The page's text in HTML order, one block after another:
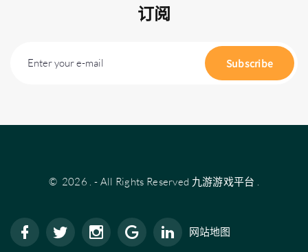
订阅
Enter your e-mail Subscribe
© 2026 . - All Rights Reserved 九游游戏平台 .
网站地图